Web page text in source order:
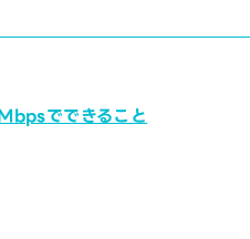
でできること